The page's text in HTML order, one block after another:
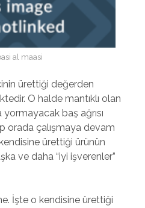
al maasi
ürettiği değerden
O halde mantıklı olan
baş ağrısı
orada çalışmaya devam
ürettiği ürünün
ve daha “iyi işverenler”
İşte o kendisine ürettiği